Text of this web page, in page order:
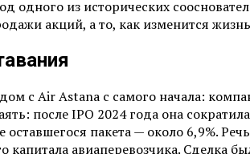
одного из исторических
акций, а то, как изменится
с Air Astana с самого начала:
после IPO 2024 года она
пакета — около 6,9%.
капитала авиаперевозчика. Сделка